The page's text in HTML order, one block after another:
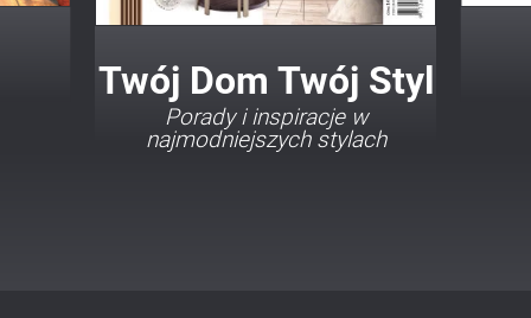
Twój Dom Twój Styl
Porady i inspiracje w
najmodniejszych stylach